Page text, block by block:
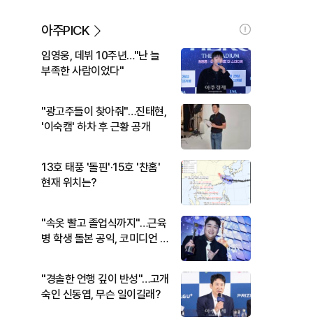
아주PICK
임영웅, 데뷔 10주년…"난 늘
부족한 사람이었다"
"광고주들이 찾아줘"…진태현,
'이숙캠' 하차 후 근황 공개
13호 태풍 '돌핀'·15호 '찬홈'
현재 위치는?
"속옷 빨고 졸업식까지"…근육
병 학생 돌본 공익, 코미디언 김
"경솔한 언행 깊이 반성"…고개
숙인 신동엽, 무슨 일이길래?